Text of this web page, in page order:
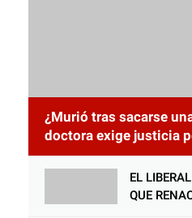
¿Murió tras sacarse
doctora exige justicia
práctica odontológica
EL
QUE